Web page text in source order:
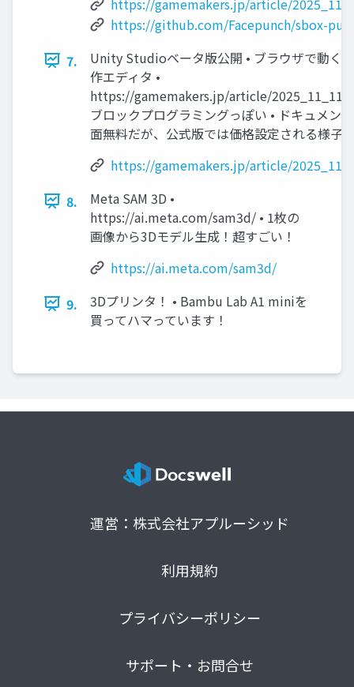
https://github.com/Facepunch/sbox-
7.
Unity Studioベータ版公開 • ブラウザで動く
作エディタ •
https://gamemakers.jp/article/
ブロックプログラミングっぽい • ドキュメン
面無料だが、公式版では価格設定される様子
https://gamemakers.jp/article/
8.
Meta SAM 3D •
https://ai.meta.com/sam3d/ • 1枚の
画像から3Dモデル生成！超すごい！
https://ai.meta.com/sam3d/
9.
3Dプリンタ！ • Bambu Lab A1 miniを
買ってハマっています！
運営：株式会社アプルーシッド
利用規約
プライバシーポリシー
サポート・お問合せ